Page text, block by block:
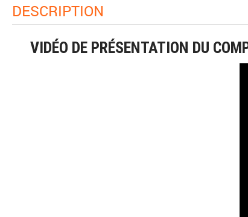
DESCRIPTION
VIDÉO DE PRÉSENTATION DU